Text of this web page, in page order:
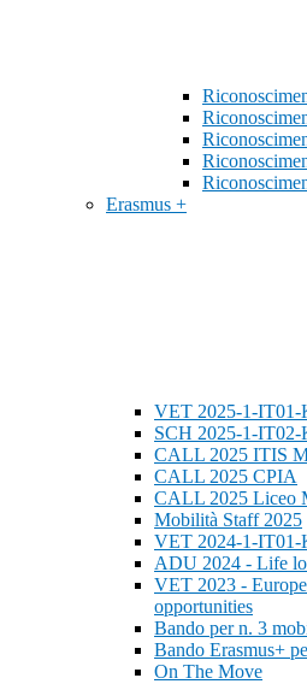
Erasmus +
VET 2025-1-
SCH 2025-1-
CALL 2025 ITIS
CALL 2025 CPIA
CALL 2025 Liceo
Mobilità Staff 2025
VET 2024-1-
ADU 2024 - Life
VET 2023 -
opportunities
Bando per n. 3
Bando Erasmus+
On The Move